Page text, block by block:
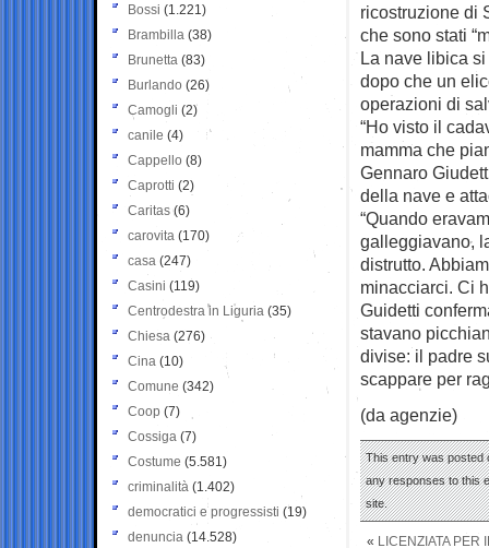
ricostruzione di
che sono stati
La nave libica
dopo che un
operazioni di
“Ho visto il
mamma che
Gennaro
della nave e
“Quando
galleggiavano,
distrutto.
minacciarci. Ci
Guidetti
stavano
divise: il padre
scappare per
(da agenzie)
This entry was posted
any responses to this
site.
« LICENZIATA PER
Bossi (1.221)
Brambilla (38)
Brunetta (83)
Burlando (26)
Camogli (2)
canile (4)
Cappello (8)
Caprotti (2)
Caritas (6)
carovita (170)
casa (247)
Casini (119)
Centrodestra in Liguria (35)
Chiesa (276)
Cina (10)
Comune (342)
Coop (7)
Cossiga (7)
Costume (5.581)
criminalità (1.402)
democratici e progressisti (19)
denuncia (14.528)